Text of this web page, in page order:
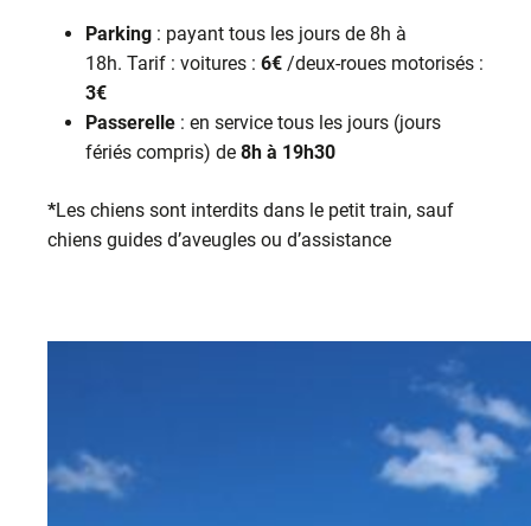
Parking : payant tous les jours de 8h à
18h. Tarif : voitures : 6€ /deux-roues motorisés :
3€
Passerelle : en service tous les jours (jours
fériés compris) de 8h à 19h30
*Les chiens sont interdits dans le petit train, sauf
chiens guides d’aveugles ou d’assistance